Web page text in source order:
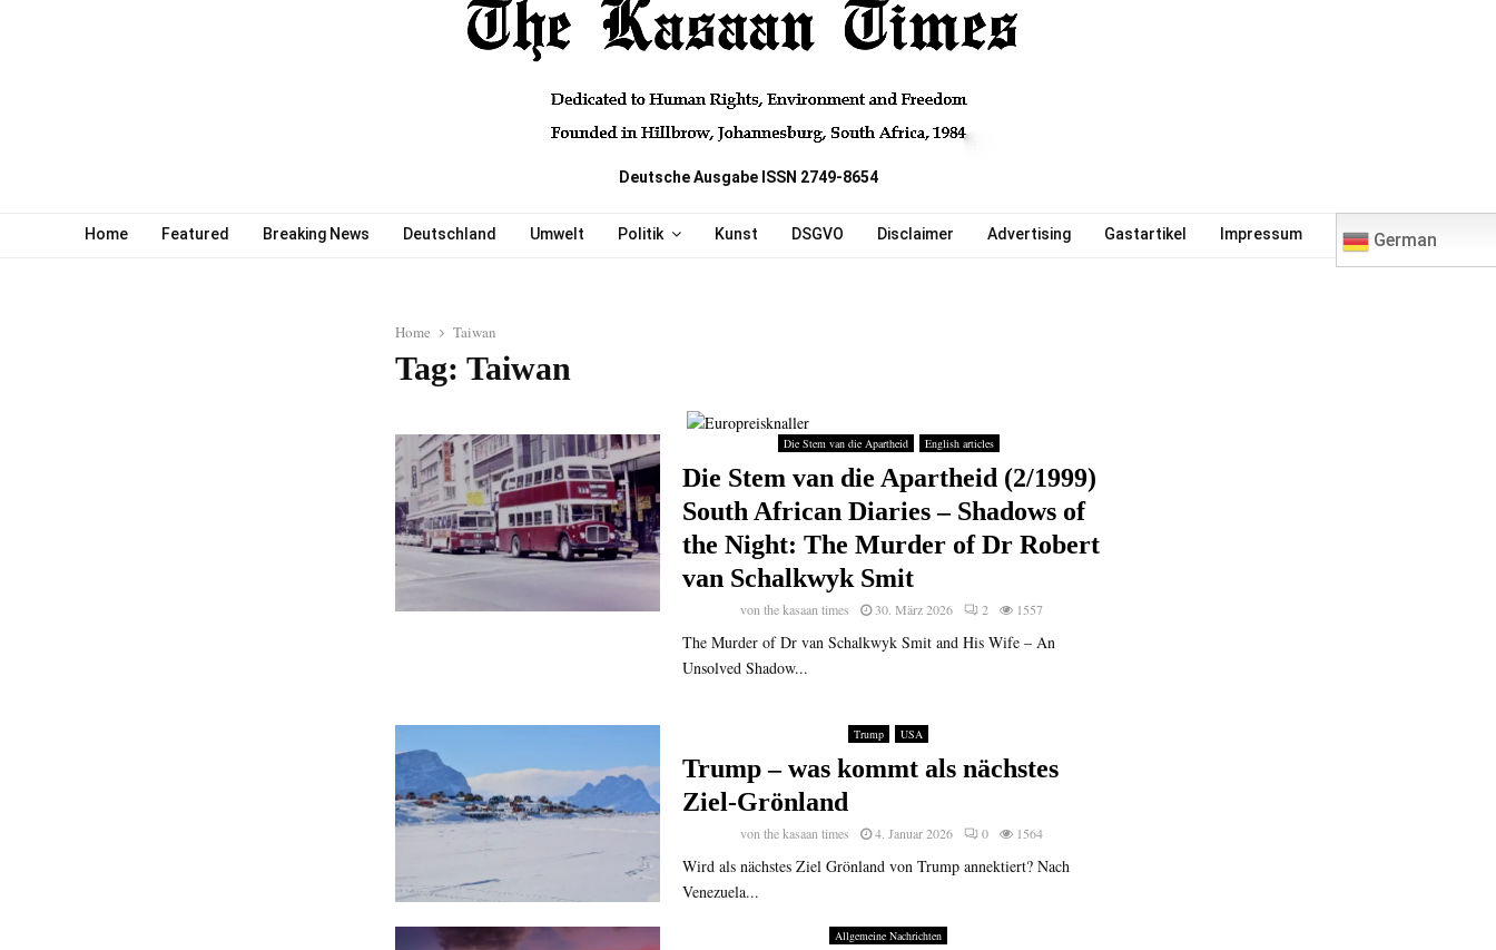
Deutsche Ausgabe ISSN 2749-8654
Home Featured Breaking News Deutschland Umwelt Politik Kunst DSGVO Disclaimer Advertising Gastartikel Impressum German
Home Taiwan
Tag: Taiwan
Die Stem van die Apartheid English articles
Die Stem van die Apartheid (2/1999)
South African Diaries – Shadows of
the Night: The Murder of Dr Robert
van Schalkwyk Smit
vonthe kasaan times 30. März 2026 2 1557
The Murder of Dr van Schalkwyk Smit and His Wife – An
Unsolved Shadow...
Trump USA
Trump – was kommt als nächstes
Ziel-Grönland
vonthe kasaan times 4. Januar 2026 0 1564
Wird als nächstes Ziel Grönland von Trump annektiert? Nach
Venezuela...
Allgemeine Nachrichten